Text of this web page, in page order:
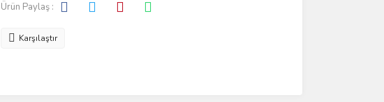
Ürün Paylaş :
Karşılaştır